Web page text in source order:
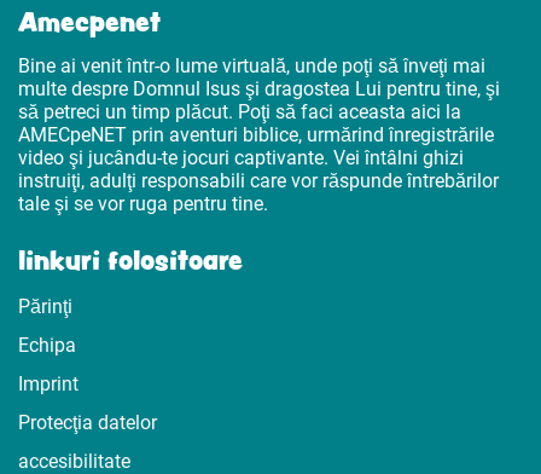
Amecpenet
Bine ai venit într-o lume virtuală, unde poţi să înveţi mai
multe despre Domnul Isus şi dragostea Lui pentru tine, şi
să petreci un timp plăcut. Poţi să faci aceasta aici la
AMECpeNET prin aventuri biblice, urmărind înregistrările
video şi jucându-te jocuri captivante. Vei întâlni ghizi
instruiţi, adulţi responsabili care vor răspunde întrebărilor
tale şi se vor ruga pentru tine.
linkuri folositoare
Părinţi
Echipa
Imprint
Protecţia datelor
accesibilitate